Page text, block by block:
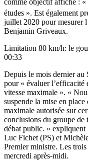
comme objectif affiché : «
études ». Est également
juillet 2020 pour mesurer
Benjamin Griveaux.
Limitation 80 km/h: le
00:33
Depuis le mois dernier au
pour « évaluer l’efficacité
vitesse maximale ». «
suspende la mise en
maximale autorisée sur
conclusions du groupe
débat public. » expliquent
Luc Fichet (PS) et
Premier ministre. Les trois
mercredi après-midi.